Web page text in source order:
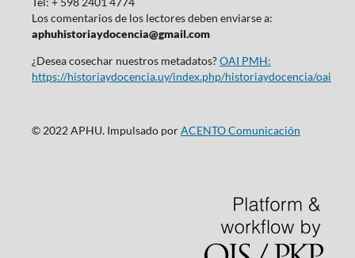
Los comentarios de los lectores deben enviarse a:
aphuhistoriaydocencia@gmail.com
¿Desea cosechar nuestros metadatos?OAI PMH:
https://historiaydocencia.uy/index.php/historiaydocencia/oai
© 2022 APHU. Impulsado porACENTO Comunicación